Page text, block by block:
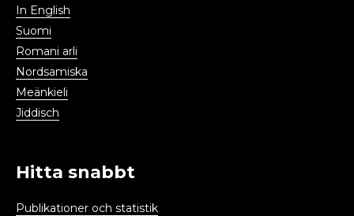
In English
Suomi
Romani arli
Nordsamiska
Meänkieli
Jiddisch
Hitta snabbt
Publikationer och statistik